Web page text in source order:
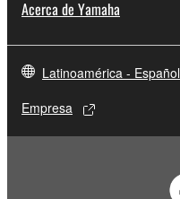
Acerca de Yamaha
Latinoamérica - Español
Empresa